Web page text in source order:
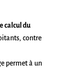
calcul du
contre
permet à un